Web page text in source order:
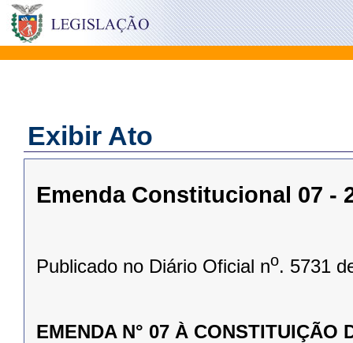
Exibir Ato
Emenda Constitucional 07 -
Publicado no Diário Oficial no. 5731
EMENDA N° 07 À CONSTITUIÇÃO